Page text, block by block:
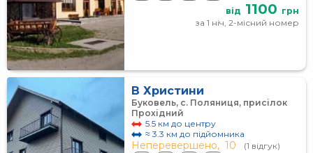
від 1100 грн
за 1 ніч, 2-місний номер
В Христини
Буковель, с. Поляниця, присілок
Прохідний
5.5 км до центру
≈ 3.3 км до підйомника
Неперевершено, 10 (1 відгук)